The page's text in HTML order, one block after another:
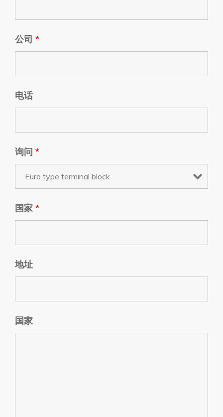
公司 *
电话
询问 *
国家 *
地址
国家